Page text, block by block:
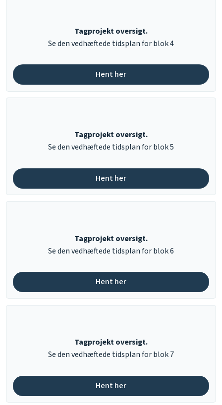
Tagprojekt oversigt.
​Se den vedhæftede tidsplan for blok 4
Hent her​
Tagprojekt oversigt.
​Se den vedhæftede tidsplan for blok 5
Hent her​
Tagprojekt oversigt.
​Se den vedhæftede tidsplan for blok 6
Hent her​
Tagprojekt oversigt.
​Se den vedhæftede tidsplan for blok 7
Hent her​